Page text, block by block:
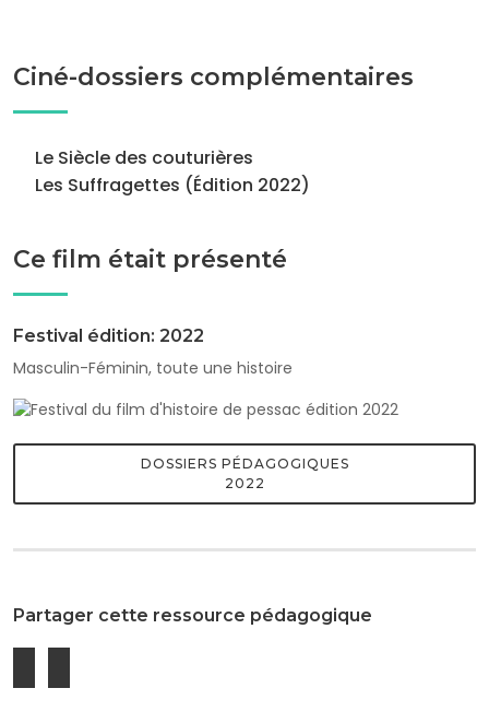
Ciné-dossiers complémentaires
Le Siècle des couturières
Les Suffragettes (Édition 2022)
Ce film était présenté
Festival édition: 2022
Masculin-Féminin, toute une histoire
DOSSIERS PÉDAGOGIQUES
2022
Partager cette ressource pédagogique